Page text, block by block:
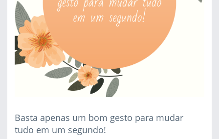
Basta apenas um bom gesto para mudar
tudo em um segundo!